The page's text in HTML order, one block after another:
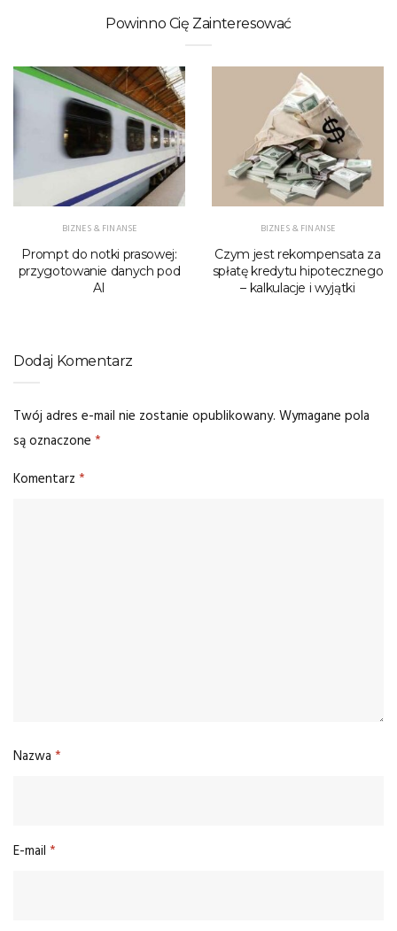
Powinno Cię Zainteresować
BIZNES & FINANSE
Prompt do notki prasowej:
przygotowanie danych pod
AI
BIZNES & FINANSE
Czym jest rekompensata za
spłatę kredytu hipotecznego
– kalkulacje i wyjątki
Dodaj Komentarz
Twój adres e-mail nie zostanie opublikowany. Wymagane pola
są oznaczone *
Komentarz *
Nazwa *
E-mail *